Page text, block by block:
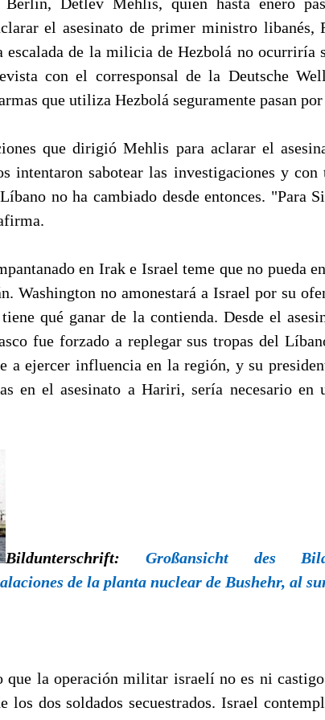
el asesinato de primer ministro libanés,
escalada de la milicia de Hezbolá no ocurriría
con el corresponsal de la Deutsche
que utiliza Hezbolá seguramente pasan
que dirigió Mehlis para aclarar el
intentaron sabotear las investigaciones y con
no ha cambiado desde entonces. "Para
en Irak e Israel teme que no pueda
Washington no amonestará a Israel por su
qué ganar de la contienda. Desde el
fue forzado a replegar sus tropas del
a ejercer influencia en la región, y su
en el asesinato a Hariri, sería necesario en
Bildunterschrift: Großansicht des
de la planta nuclear de Bushehr, al
que la operación militar israelí no es ni
los dos soldados secuestrados. Israel